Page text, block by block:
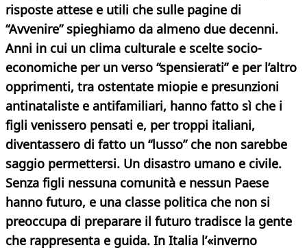
risposte attese e utili che sulle pagine di
“Avvenire” spieghiamo da almeno due decenni.
Anni in cui un clima culturale e scelte socio-
economiche per un verso “spensierati” e per l’altro
opprimenti, tra ostentate miopie e presunzioni
antinataliste e antifamiliari, hanno fatto sì che i
figli venissero pensati e, per troppi italiani,
diventassero di fatto un “lusso” che non sarebbe
saggio permettersi. Un disastro umano e civile.
Senza figli nessuna comunità e nessun Paese
hanno futuro, e una classe politica che non si
preoccupa di preparare il futuro tradisce la gente
che rappresenta e guida. In Italia l’«inverno